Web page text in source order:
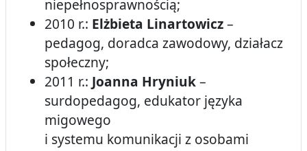
niepełnosprawnością;
2010 r.: Elżbieta Linartowicz–
pedagog, doradca zawodowy, działacz
społeczny;
2011 r.: Joanna Hryniuk–
surdopedagog, edukator języka
migowego
i systemu komunikacji z osobami